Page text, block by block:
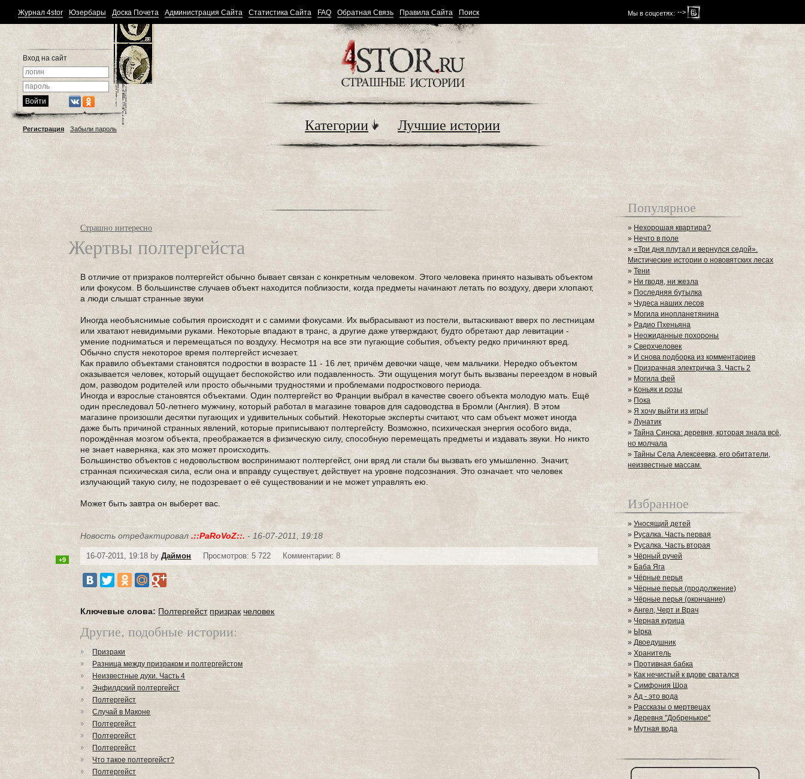
Мы в соцсетях: -->
Журнал 4stor Юзербары Доска Почета Администрация Сайта Статистика Сайта FAQ Обратная Связь Правила Сайта Поиск
Вход на сайт
Регистрация Забыли пароль Категории Лучшие истории
Страшно интересно
Жертвы полтергейста
В отличие от призраков полтергейст обычно бывает связан с конкретным человеком. Этого человека принято называть объектом
или фокусом. В большинстве случаев объект находится поблизости, когда предметы начинают летать по воздуху, двери хлопают,
а люди слышат странные звуки
Иногда необъяснимые события происходят и с самими фокусами. Их выбрасывают из постели, вытаскивают вверх по лестницам
или хватают невидимыми руками. Некоторые впадают в транс, а другие даже утверждают, будто обретают дар левитации -
умение подниматься и перемещаться по воздуху. Несмотря на все эти пугающие события, объекту редко причиняют вред.
Обычно спустя некоторое время полтергейст исчезает.
Как правило объектами становятся подростки в возрасте 11 - 16 лет, причём девочки чаще, чем мальчики. Нередко объектом
оказывается человек, который ощущает беспокойство или подавленность. Эти ощущения могут быть вызваны переездом в новый
дом, разводом родителей или просто обычными трудностями и проблемами подросткового периода.
Иногда и взрослые становятся объектами. Один полтергейст во Франции выбрал в качестве своего объекта молодую мать. Ещё
один преследовал 50-летнего мужчину, который работал в магазине товаров для садоводства в Бромли (Англия). В этом
магазине произошли десятки пугающих и удивительных событий. Некоторые эксперты считают, что сам объект может иногда
даже быть причиной странных явлений, которые приписывают полтергейсту. Возможно, психическая энергия особого вида,
порождённая мозгом объекта, преображается в физическую силу, способную перемещать предметы и издавать звуки. Но никто
не знает наверняка, как это может происходить.
Большинство объектов с недовольством воспринимают полтергейст, они вряд ли стали бы вызвать его умышленно. Значит,
странная психическая сила, если она и вправду существует, действует на уровне подсознания. Это означает. что человек
излучающий такую силу, не подозревает о её существовании и не может управлять ею.
Может быть завтра он выберет вас.
Новость отредактировал.::PaRoVoZ::. - 16-07-2011, 19:18
16-07-2011, 19:18 byДаймон Просмотров: 5 722 Комментарии: 8
+9
Ключевые слова: Полтергейст призрак человек
Другие, подобные истории:
Призраки
Разница между призраком и полтергейстом
Неизвестные духи. Часть 4
Энфилдский полтергейст
Полтергейст
Случай в Маконе
Полтергейст
Полтергейст
Полтергейст
Что такое полтергейст?
Полтергейст
Популярное
» Нехорошая квартира?
» Нечто в поле
»«Три дня плутал и вернулся седой».
Мистические истории о нововятских лесах
»Тени
» Ни гводя, ни жезла
» Последняя бутылка
» Чудеса наших лесов
» Могила инопланетянина
» Радио Пхеньяна
» Неожиданные похороны
»Сверхчеловек
» И снова подборка из комментариев
» Призрачная электричка 3. Часть 2
» Могила фей
» Коньяк и розы
» Пока
»Я хочу выйти из игры!
»Лунатик
»Тайна Синска: деревня, которая знала всё,
но молчала
»Тайны Села Алексеевка, его обитатели,
неизвестные массам.
Избранное
»Уносящий детей
» Русалка. Часть первая
» Русалка. Часть вторая
» Чёрный ручей
» Баба Яга
»Чёрные перья
» Чёрные перья (продолжение)
» Чёрные перья (окончание)
»Ангел, Черт и Врач
» Черная курица
» Ырка
»Двоедушник
»Хранитель
» Противная бабка
» Как нечистый к вдове сватался
»Симфония Шоа
»Ад - это вода
» Рассказы о мертвецах
»Деревня "Добренькое"
» Мутная вода